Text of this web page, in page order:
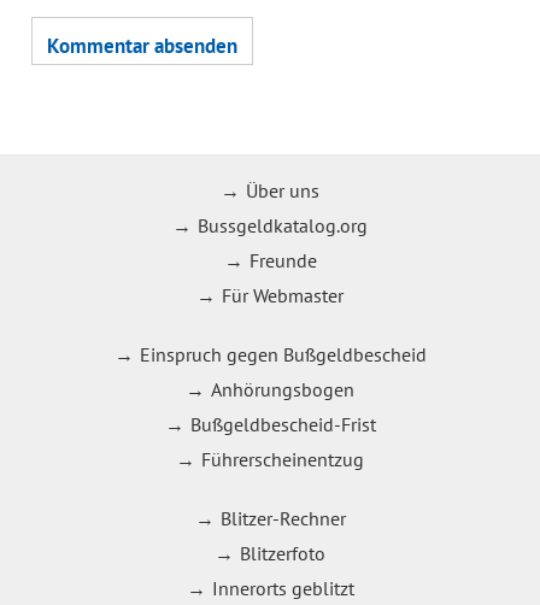
Über uns
Bussgeldkatalog.org
Freunde
Für Webmaster
Einspruch gegen Bußgeldbescheid
Anhörungsbogen
Bußgeldbescheid-Frist
Führerscheinentzug
Blitzer-Rechner
Blitzerfoto
Innerorts geblitzt